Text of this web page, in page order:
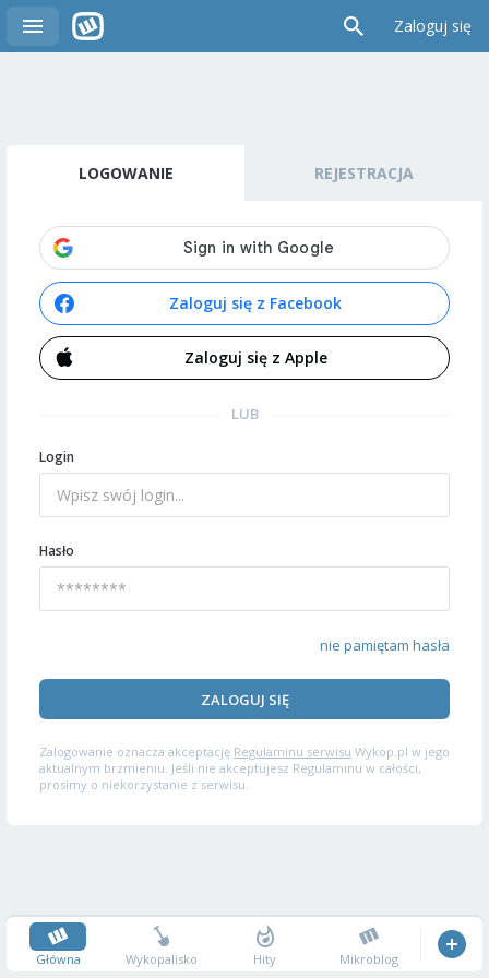
Zaloguj się
LOGOWANIE REJESTRACJA
Zaloguj się z Facebook
Zaloguj się z Apple
LUB
Login
Hasło
nie pamiętam hasła
ZALOGUJ SIĘ
Zalogowanie oznacza akceptację Regulaminu serwisu Wykop.pl w jego
aktualnym brzmieniu. Jeśli nie akceptujesz Regulaminu w całości,
prosimy o niekorzystanie z serwisu.
Główna Wykopalisko Hity Mikroblog